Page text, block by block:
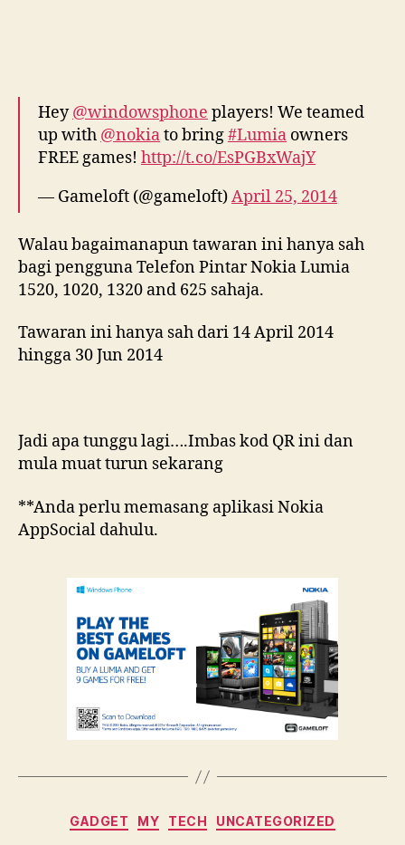
Hey@windowsphone players! We teamed
up with @nokiato bring#Lumia owners
FREE games! http://t.co/EsPGBxWajY
— Gameloft (@gameloft)April 25, 2014
Walau bagaimanapun tawaran ini hanya sah
bagi pengguna Telefon Pintar Nokia Lumia
1520, 1020, 1320 and 625 sahaja.
Tawaran ini hanya sah dari 14 April 2014
hingga 30 Jun 2014
Jadi apa tunggu lagi….Imbas kod QR ini dan
mula muat turun sekarang
**Anda perlu memasang aplikasi Nokia
AppSocial dahulu.
Categories
GADGET MY TECH UNCATEGORIZED